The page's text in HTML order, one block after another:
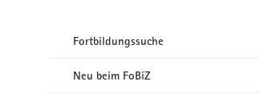
Fortbildungssuche
Neu beim FoBiZ